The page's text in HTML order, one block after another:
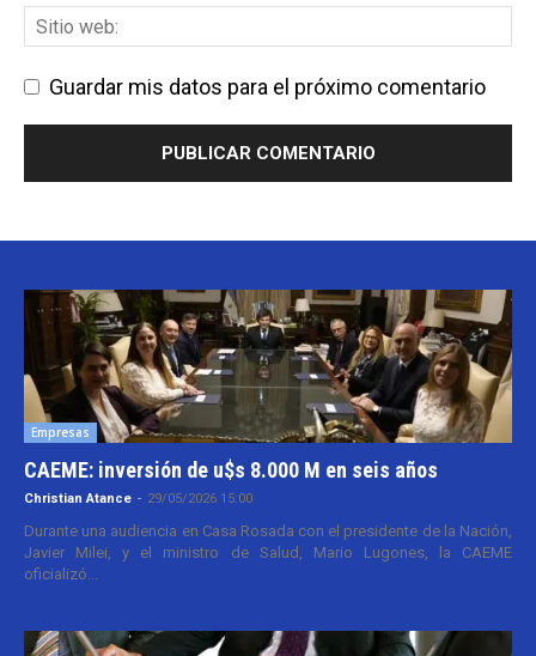
Guardar mis datos para el próximo comentario
Empresas
CAEME: inversión de u$s 8.000 M en seis años
Christian Atance - 29/05/2026 15:00
Durante una audiencia en Casa Rosada con el presidente de la Nación,
Javier Milei, y el ministro de Salud, Mario Lugones, la CAEME
oficializó...